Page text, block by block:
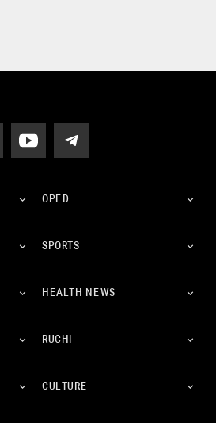
OPED
SPORTS
HEALTH NEWS
RUCHI
CULTURE